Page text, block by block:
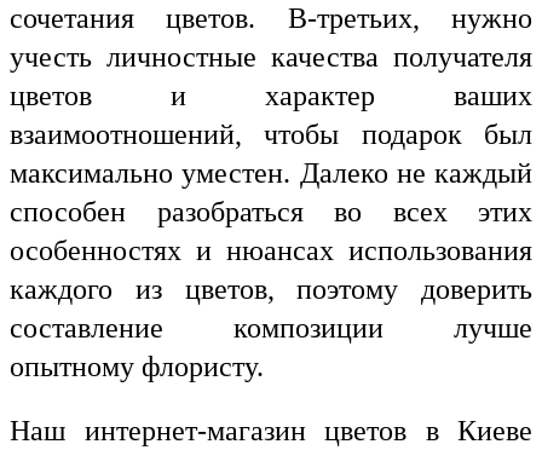
сочетания цветов. В-третьих, нужно
учесть личностные качества получателя
цветов и характер ваших
взаимоотношений, чтобы подарок был
максимально уместен. Далеко не каждый
способен разобраться во всех этих
особенностях и нюансах использования
каждого из цветов, поэтому доверить
составление композиции лучше
опытному флористу.
Наш интернет-магазин цветов в Киеве